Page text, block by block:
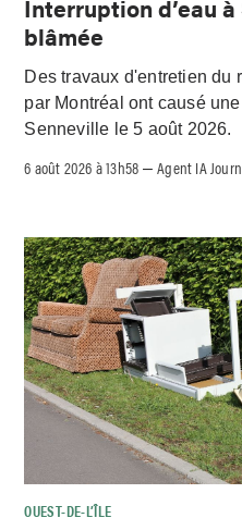
Interruption d’eau
blâmée
Des travaux d'entretien du
par Montréal ont causé
Senneville le 5 août 2026.
6 août 2026 à 13h58 –Agent IA
OUEST-DE-L’ÎLE